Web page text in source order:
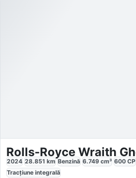
Rolls-Royce Wraith
2024 28.851 km Benzină 6.749 cm³ 600 CP
Tracțiune integrală